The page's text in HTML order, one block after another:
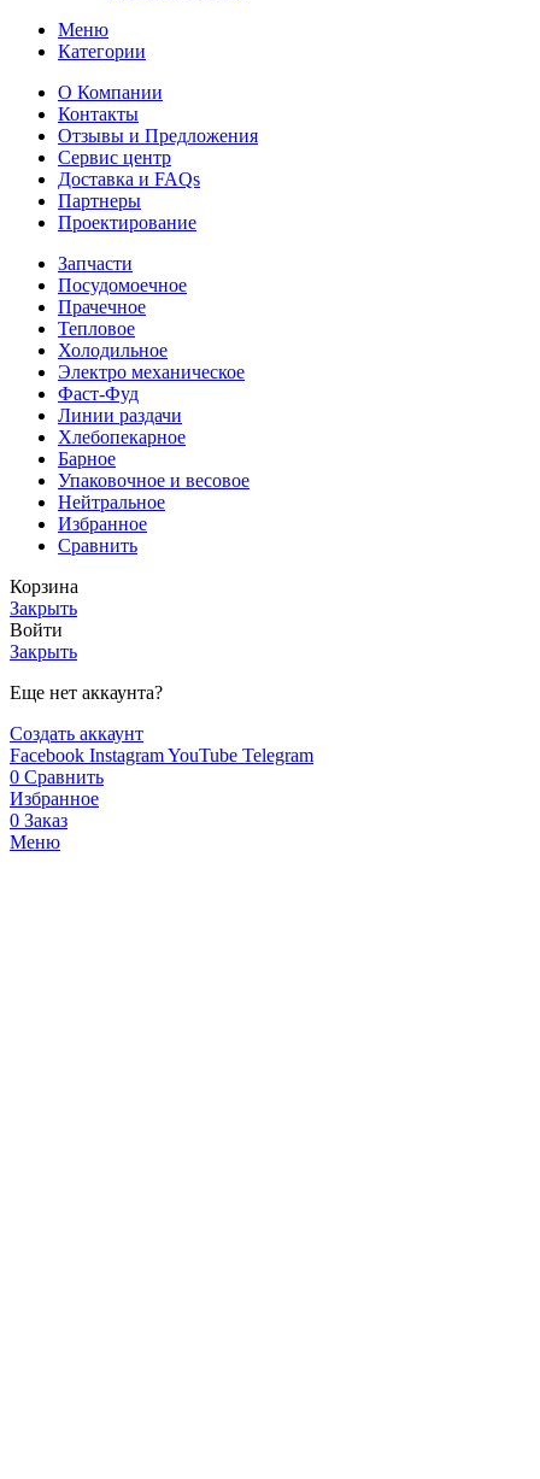
Меню
Категории
О Компании
Контакты
Отзывы и Предложения
Сервис центр
Доставка и FAQs
Партнеры
Проектирование
Запчасти
Посудомоечное
Прачечное
Тепловое
Холодильное
Электро механическое
Фаст-Фуд
Линии раздачи
Хлебопекарное
Барное
Упаковочное и весовое
Нейтральное
Избранное
Сравнить
Корзина
Закрыть
Войти
Закрыть
Еще нет аккаунта?
Создать аккаунт
Facebook InstagramYouTube Telegram
0 Сравнить
Избранное
0 Заказ
Меню